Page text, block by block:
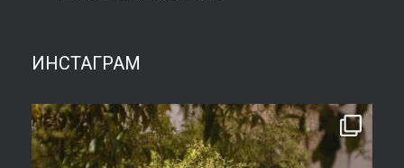
ИНСТАГРАМ